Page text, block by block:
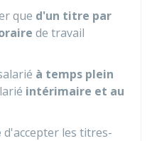
que d'un titre par
de travail
à temps plein
intérimaire et au
d'accepter les titres-